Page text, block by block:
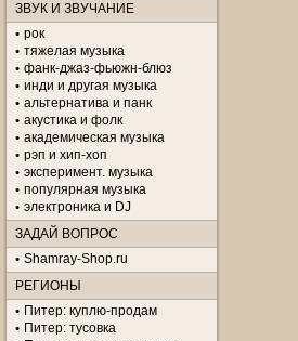
ЗВУК И ЗВУЧАНИЕ
рок
тяжелая музыка
фанк-джаз-фьюжн-блюз
инди и другая музыка
альтернатива и панк
акустика и фолк
академическая музыка
рэп и хип-хоп
эксперимент. музыка
популярная музыка
электроника и DJ
ЗАДАЙ ВОПРОС
Shamray-Shop.ru
РЕГИОНЫ
Питер: куплю-продам
Питер: тусовка